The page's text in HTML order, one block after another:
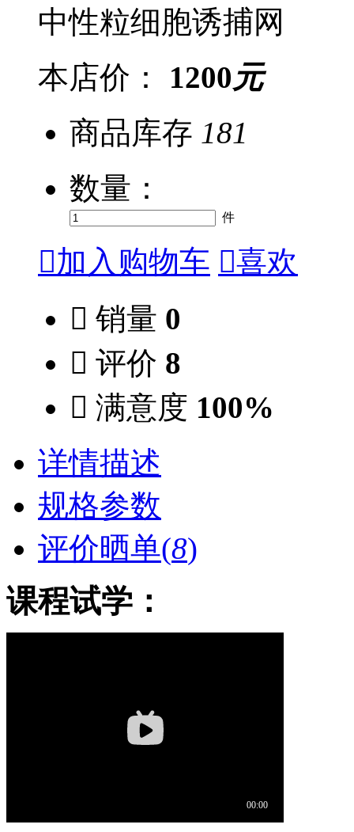
中性粒细胞诱捕网
本店价：
1200元
商品库存 181
数量：
件
加入购物车 喜欢
 销量 0
 评价 8
 满意度 100%
详情描述
规格参数
评价晒单(8)
课程试学：